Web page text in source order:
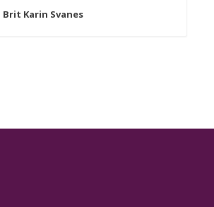
Brit Karin Svanes